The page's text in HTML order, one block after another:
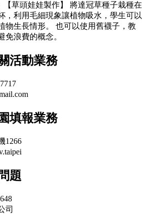
【草頭娃娃製作】 將達冠草種子栽種在
，利用毛細現象讓植物吸水，學生可以
物生長情形。 也可以使用舊襪子，教
免浪費的概念。
活動業務
填報業務
1266
題
司